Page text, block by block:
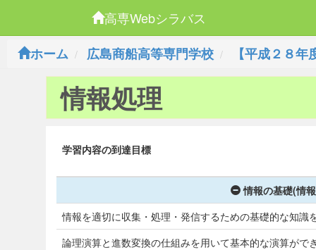
高専Webシラバス
ホーム
広島商船高等専門学校 【平成２８
情報処理
学習内容の到達目標
情報の基礎(情
情報を適切に収集・処理・発信するための基礎的な知識
論理演算と進数変換の仕組みを用いて基本的な演算がで